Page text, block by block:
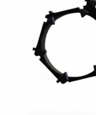
Baterie masinute
BMS Li-Ion